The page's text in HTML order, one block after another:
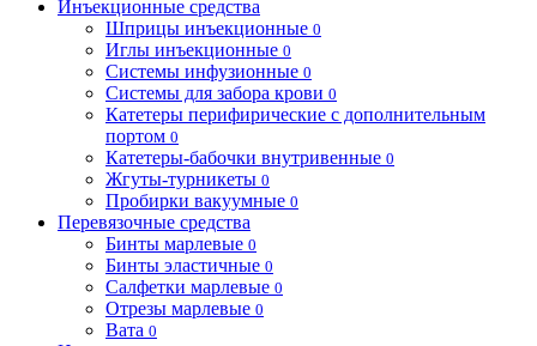
Инъекционные средства
Шприцы инъекционные 0
Иглы инъекционные 0
Системы инфузионные 0
Системы для забора крови 0
Катетеры перифирические с дополнительным
портом 0
Катетеры-бабочки внутривенные 0
Жгуты-турникеты 0
Пробирки вакуумные 0
Перевязочные средства
Бинты марлевые 0
Бинты эластичные 0
Салфетки марлевые 0
Отрезы марлевые 0
Вата 0